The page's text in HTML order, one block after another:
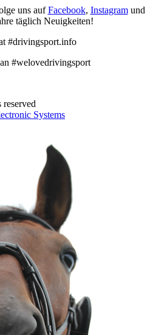
uns aufFacebook, Instagramund
täglich Neuigkeiten!
#drivingsport.info
#welovedrivingsport
Systems